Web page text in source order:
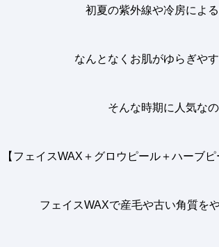
初夏の紫外線や冷房による
なんとなくお肌がゆらぎや
そんな時期に人気なの
【フェイスWAX＋グロウピール＋ハーブ
フェイスWAXで産毛や古い角質を